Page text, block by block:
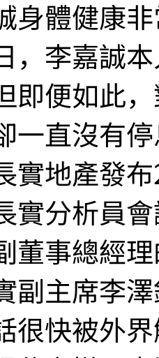
身體健康
，李嘉誠
即便如此
一直沒有
實地產發
實分析員
董事總經
副主席李
很快被外